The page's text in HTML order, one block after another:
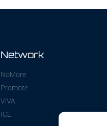
Network
NoMore
Promote
ViVA
ICE